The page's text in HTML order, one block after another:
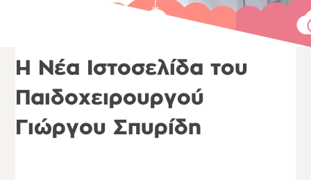
Η Νέα Ιστοσελίδα του
Παιδοχειρουργού
Γιώργου Σπυρίδη